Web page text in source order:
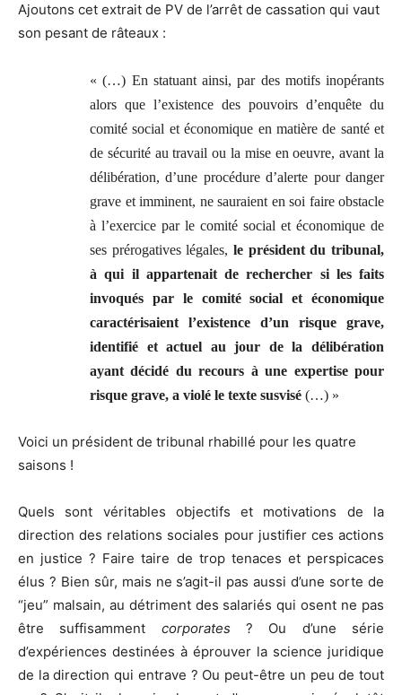
Ajoutons cet extrait de PV de l’arrêt de cassation qui vaut
son pesant de râteaux :
« (…) En statuant ainsi, par des motifs inopérants
alors que l’existence des pouvoirs d’enquête du
comité social et économique en matière de santé et
de sécurité au travail ou la mise en oeuvre, avant la
délibération, d’une procédure d’alerte pour danger
grave et imminent, ne sauraient en soi faire obstacle
à l’exercice par le comité social et économique de
ses prérogatives légales, le président du tribunal,
à qui il appartenait de rechercher si les faits
invoqués par le comité social et économique
caractérisaient l’existence d’un risque grave,
identifié et actuel au jour de la délibération
ayant décidé du recours à une expertise pour
risque grave, a violé le texte susvisé (…) »
Voici un président de tribunal rhabillé pour les quatre
saisons !
Quels sont véritables objectifs et motivations de la
direction des relations sociales pour justifier ces actions
en justice ? Faire taire de trop tenaces et perspicaces
élus ? Bien sûr, mais ne s’agit-il pas aussi d’une sorte de
“jeu” malsain, au détriment des salariés qui osent ne pas
être suffisamment corporates ? Ou d’une série
d’expériences destinées à éprouver la science juridique
de la direction qui entrave ? Ou peut-être un peu de tout